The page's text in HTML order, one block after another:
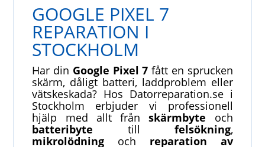
GOOGLE PIXEL 7
REPARATION I
STOCKHOLM
Har din Google Pixel 7 fått en sprucken
skärm, dåligt batteri, laddproblem eller
vätskeskada? Hos Datorreparation.se i
Stockholm erbjuder vi professionell
hjälp med allt frånskärmbyte och
batteribyte till felsökning,
mikrolödning och reparation av